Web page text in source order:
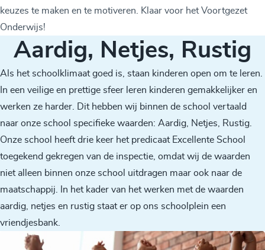
keuzes te maken en te motiveren. Klaar voor het Voortgezet
Onderwijs!
Aardig, Netjes, Rustig
Als het schoolklimaat goed is, staan kinderen open om te leren.
In een veilige en prettige sfeer leren kinderen gemakkelijker en
werken ze harder. Dit hebben wij binnen de school vertaald
naar onze school specifieke waarden: Aardig, Netjes, Rustig.
Onze school heeft drie keer het predicaat Excellente School
toegekend gekregen van de inspectie, omdat wij de waarden
niet alleen binnen onze school uitdragen maar ook naar de
maatschappij. In het kader van het werken met de waarden
aardig, netjes en rustig staat er op ons schoolplein een
vriendjesbank.